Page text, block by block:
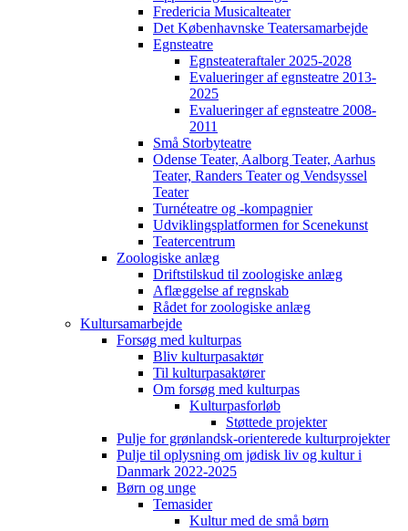
Fredericia Musicalteater
Det Københavnske Teatersamarbejde
Egnsteatre
Egnsteateraftaler 2025-2028
Evalueringer af egnsteatre 2013-
2025
Evalueringer af egnsteatre 2008-
2011
Små Storbyteatre
Odense Teater, Aalborg Teater, Aarhus
Teater, Randers Teater og Vendsyssel
Teater
Turnéteatre og -kompagnier
Udviklingsplatformen for Scenekunst
Teatercentrum
Zoologiske anlæg
Driftstilskud til zoologiske anlæg
Aflæggelse af regnskab
Rådet for zoologiske anlæg
Kultursamarbejde
Forsøg med kulturpas
Bliv kulturpasaktør
Til kulturpasaktører
Om forsøg med kulturpas
Kulturpasforløb
Støttede projekter
Pulje for grønlandsk-orienterede kulturprojekter
Pulje til oplysning om jødisk liv og kultur i
Danmark 2022-2025
Børn og unge
Temasider
Kultur med de små børn